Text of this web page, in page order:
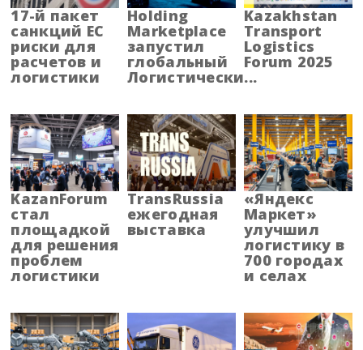
Адыгея
Алтай
Алтайский край
Амурская область
Архангельская область
Астраханская область
Башкортостанa
Белгородская область
Брянская область
17-й пакет
санкций ЕС
риски для
расчетов и
логистики
Holding
Marketplace
запустил
глобальный
Логистически...
Kazakhstan
Transport
Logistics
Forum 2025
KazanForum
стал
площадкой
для решения
проблем
логистики
TransRussia
ежегодная
выставка
«Яндекс
Маркет»
улучшил
логистику в
700 городах
и селах